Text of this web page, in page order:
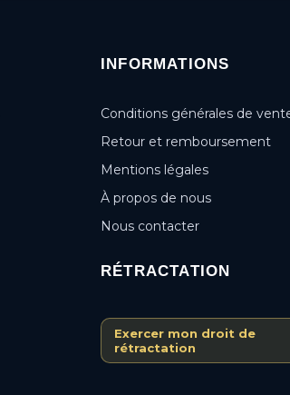
INFORMATIONS
Conditions générales de
Retour et remboursement
Mentions légales
À propos de nous
Nous contacter
RÉTRACTATION
Exercer mon droit de
rétractation